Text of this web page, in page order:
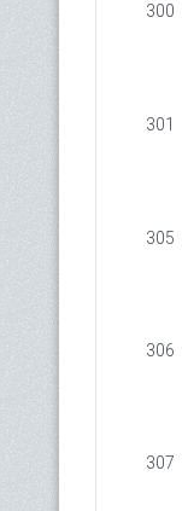
300
301
305
306
307